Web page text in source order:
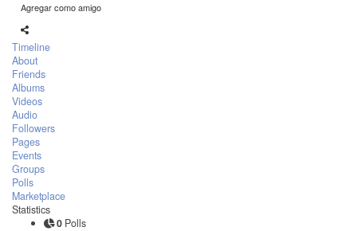
Agregar como amigo
Timeline
About
Friends
Albums
Videos
Audio
Followers
Pages
Events
Groups
Polls
Marketplace
Statistics
0 Polls